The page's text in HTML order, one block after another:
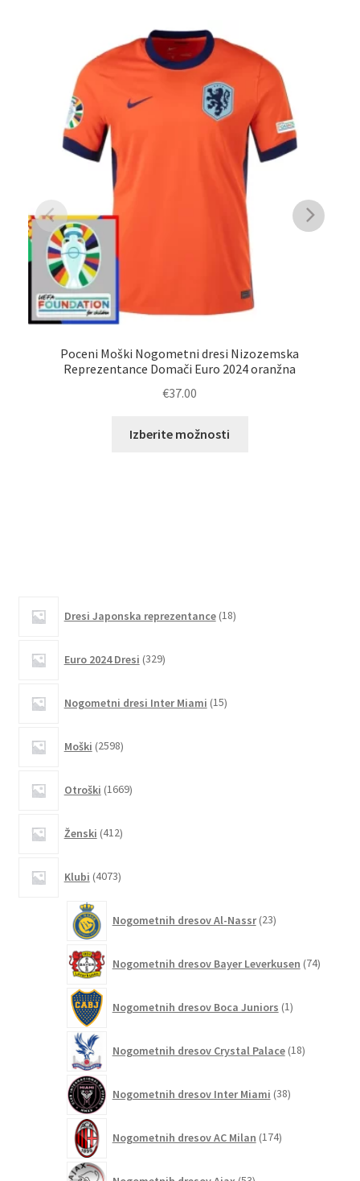
Poceni Moški Nogometni dresi Nizozemska
Reprezentance Domači Euro 2024 oranžna
€37.00
Izberite možnosti
Dresi Japonska reprezentance 18izdelkov
Euro 2024 Dresi 329izdelkov
Nogometni dresi Inter Miami 15izdelkov
Moški 2598izdelkov
Otroški 1669izdelkov
Ženski 412izdelkov
Klubi 4073izdelkov
Nogometnih dresov Al-Nassr 23izdelkov
Nogometnih dresov Bayer Leverkusen 74izdelkov
Nogometnih dresov Boca Juniors 1izdelek
Nogometnih dresov Crystal Palace 18izdelkov
Nogometnih dresov Inter Miami 38izdelkov
Nogometnih dresov AC Milan 174izdelkov